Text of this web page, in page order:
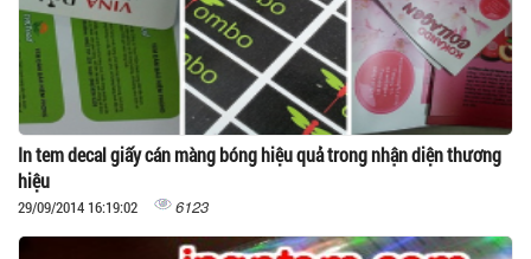
In tem decal giấy cán màng bóng hiệu quả trong nhận diện thương
hiệu
29/09/2014 16:19:02 6123